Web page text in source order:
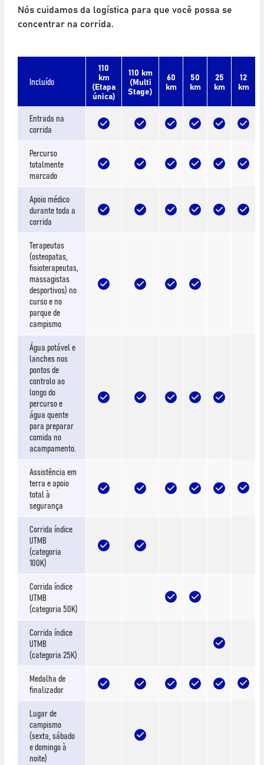
Nós cuidamos da logística para que você possa se
concentrar na corrida.
Incluído
110
km
(Etapa
única)
110 km
(Multi
Stage)
60
km
50
km
25
km
12
km
Entrada na
corrida
Percurso
totalmente
marcado
Apoio médico
durante toda a
corrida
Terapeutas
(osteopatas,
fisioterapeutas,
massagistas
desportivos) no
curso e no
parque de
campismo
Água potável e
lanches nos
pontos de
controlo ao
longo do
percurso e
água quente
para preparar
comida no
acampamento.
Assistência em
terra e apoio
total à
segurança
Corrida índice
UTMB
(categoria
100K)
Corrida índice
UTMB
(categoria 50K)
Corrida índice
UTMB
(categoria 25K)
Medalha de
finalizador
Lugar de
campismo
(sexta, sábado
e domingo à
noite)